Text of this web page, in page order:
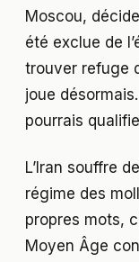
Moscou,
été exclue de
trouver refuge
joue
pourrais
L’Iran souffre
régime des
propres mots,
Moyen Âge